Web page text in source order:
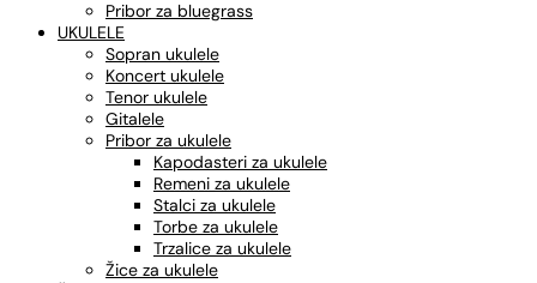
Pribor za bluegrass
UKULELE
Sopran ukulele
Koncert ukulele
Tenor ukulele
Gitalele
Pribor za ukulele
Kapodasteri za ukulele
Remeni za ukulele
Stalci za ukulele
Torbe za ukulele
Trzalice za ukulele
Žice za ukulele